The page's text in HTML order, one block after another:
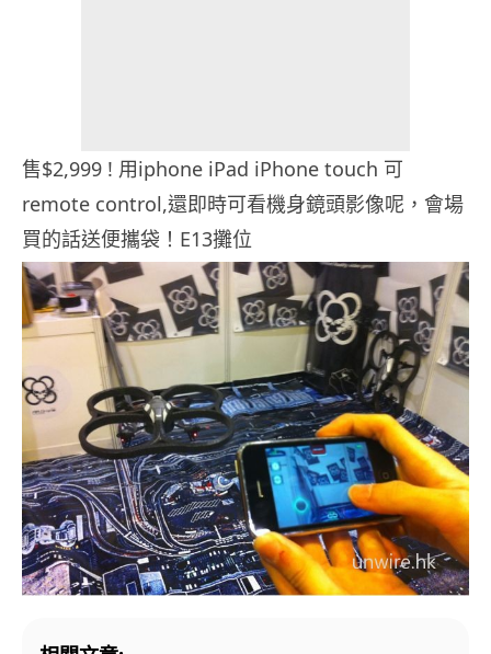
售$2,999 ! 用iphone iPad iPhone touch 可
remote control,還即時可看機身鏡頭影像呢，會場
買的話送便攜袋！E13攤位